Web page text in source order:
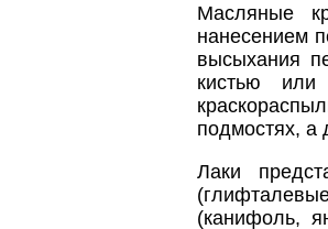
Масляные
нанесением
высыхания
кистью
подмостях, а
Лаки
(канифоль,